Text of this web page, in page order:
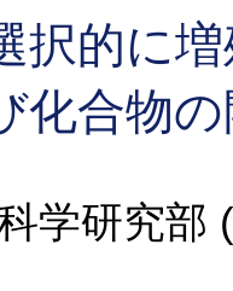
択的に
化合物
学研究